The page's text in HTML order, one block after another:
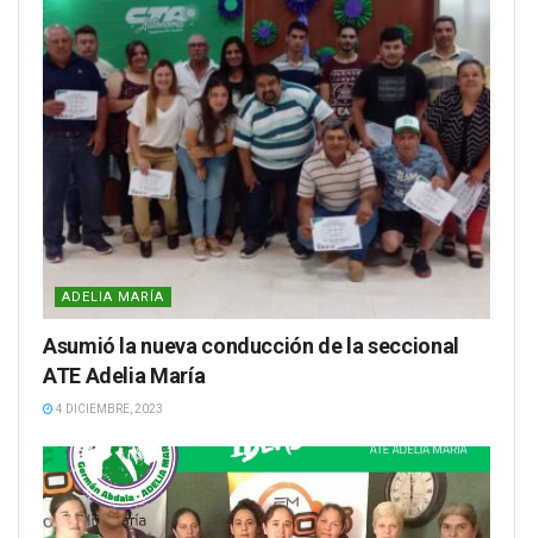
ADELIA MARÍA
Asumió la nueva conducción de la seccional
ATE Adelia María
4 DICIEMBRE, 2023